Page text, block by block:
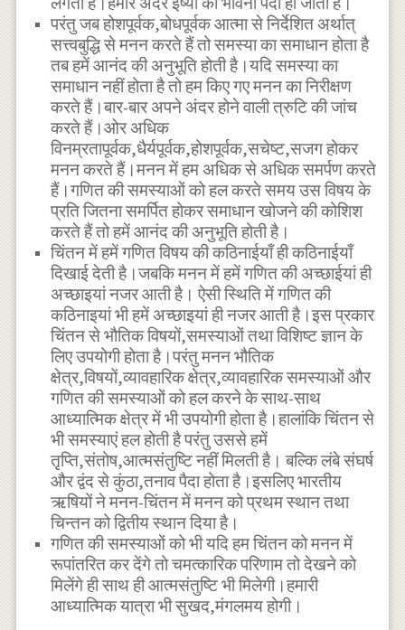
परंतु जब होशपूर्वक,बोधपूर्वक आत्मा से निर्देशित अर्थात्
सत्त्वबुद्धि से मनन करते हैं तो समस्या का समाधान होता है
तब हमें आनंद की अनुभूति होती है।यदि समस्या का
समाधान नहीं होता है तो हम किए गए मनन का निरीक्षण
करते हैं।बार-बार अपने अंदर होने वाली त्रुटि की जांच
करते हैं।ओर अधिक
विनम्रतापूर्वक,धैर्यपूर्वक,होशपूर्वक,सचेष्ट,सजग होकर
मनन करते हैं।मनन में हम अधिक से अधिक समर्पण करते
हैं।गणित की समस्याओं को हल करते समय उस विषय के
प्रति जितना समर्पित होकर समाधान खोजने की कोशिश
करते हैं तो हमें आनंद की अनुभूति होती है।
चिंतन में हमें गणित विषय की कठिनाईयाँ ही कठिनाईयाँ
दिखाई देती है।जबकि मनन में हमें गणित की अच्छाईयां ही
अच्छाइयां नजर आती है। ऐसी स्थिति में गणित की
कठिनाइयां भी हमें अच्छाइयां ही नजर आती है।इस प्रकार
चिंतन से भौतिक विषयों,समस्याओं तथा विशिष्ट ज्ञान के
लिए उपयोगी होता है।परंतु मनन भौतिक
क्षेत्र,विषयों,व्यावहारिक क्षेत्र,व्यावहारिक समस्याओं और
गणित की समस्याओं को हल करने के साथ-साथ
आध्यात्मिक क्षेत्र में भी उपयोगी होता है।हालांकि चिंतन से
भी समस्याएं हल होती है परंतु उससे हमें
तृप्ति,संतोष,आत्मसंतुष्टि नहीं मिलती है। बल्कि लंबे संघर्ष
और द्वंद से कुंठा,तनाव पैदा होता है।इसलिए भारतीय
ऋषियों ने मनन-चिंतन में मनन को प्रथम स्थान तथा
चिन्तन को द्वितीय स्थान दिया है।
गणित की समस्याओं को भी यदि हम चिंतन को मनन में
रूपांतरित कर देंगे तो चमत्कारिक परिणाम तो देखने को
मिलेंगे ही साथ ही आत्मसंतुष्टि भी मिलेगी।हमारी
आध्यात्मिक यात्रा भी सुखद,मंगलमय होगी।